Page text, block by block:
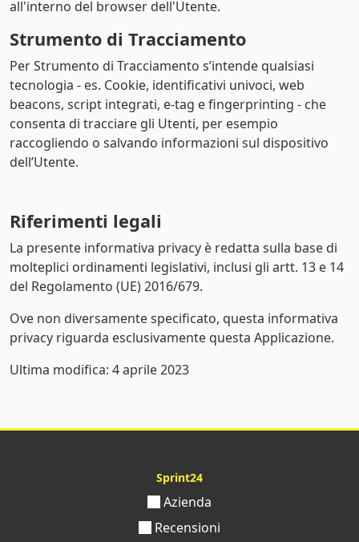
all'interno del browser dell'Utente.
Strumento di Tracciamento
Per Strumento di Tracciamento s’intende qualsiasi
tecnologia - es. Cookie, identificativi univoci, web
beacons, script integrati, e-tag e fingerprinting - che
consenta di tracciare gli Utenti, per esempio
raccogliendo o salvando informazioni sul dispositivo
dell’Utente.
Riferimenti legali
La presente informativa privacy è redatta sulla base di
molteplici ordinamenti legislativi, inclusi gli artt. 13 e 14
del Regolamento (UE) 2016/679.
Ove non diversamente specificato, questa informativa
privacy riguarda esclusivamente questa Applicazione.
Ultima modifica: 4 aprile 2023
Sprint24
Azienda
Recensioni